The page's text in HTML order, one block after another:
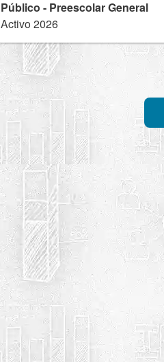
Público - Preescolar General
Activo 2026